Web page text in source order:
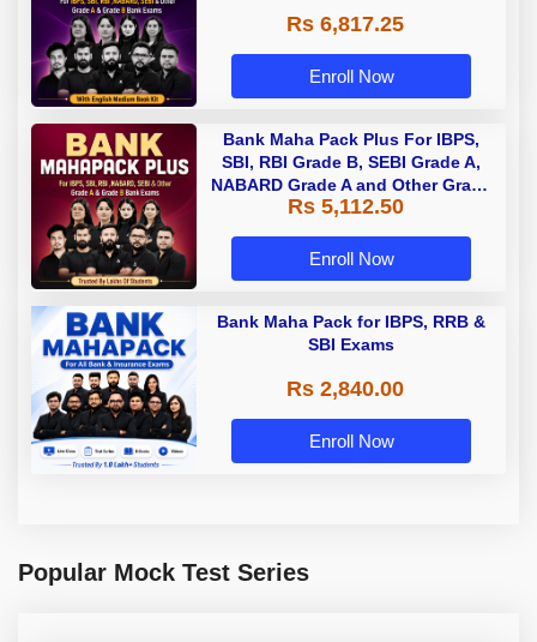
Rs 6,817.25
Enroll Now
Bank Maha Pack Plus For IBPS,
SBI, RBI Grade B, SEBI Grade A,
NABARD Grade A and Other Grade
A & Grade B Bank Exams
Rs 5,112.50
Enroll Now
Bank Maha Pack for IBPS, RRB &
SBI Exams
Rs 2,840.00
Enroll Now
Popular Mock Test Series